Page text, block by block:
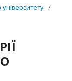
/